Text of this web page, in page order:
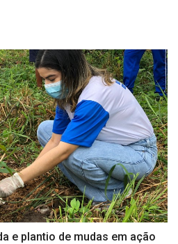
e plantio de mudas em ação